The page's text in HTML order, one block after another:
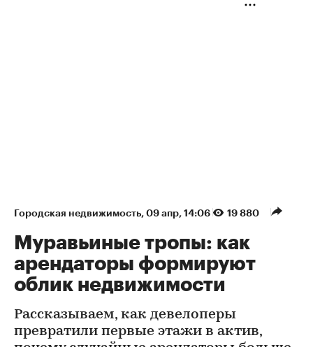
Городская недвижимость 09 апр, 14:06 19 880
Муравьиные тропы: как
арендаторы формируют
облик недвижимости
Рассказываем, как девелоперы
превратили первые этажи в актив,